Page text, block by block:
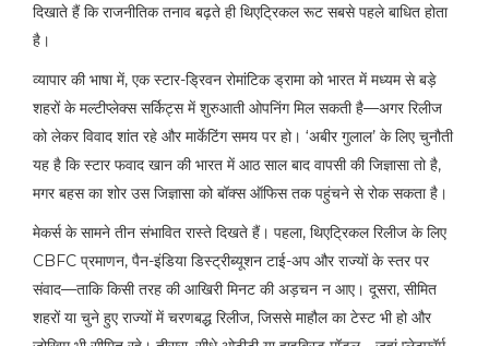
दिखाते हैं कि राजनीतिक तनाव बढ़ते ही थिएट्रिकल रूट सबसे पहले बाधित होता
है।
व्यापार की भाषा में, एक स्टार-ड्रिवन रोमांटिक ड्रामा को भारत में मध्यम से बड़े
शहरों के मल्टीप्लेक्स सर्किट्स में शुरुआती ओपनिंग मिल सकती है—अगर रिलीज
को लेकर विवाद शांत रहे और मार्केटिंग समय पर हो। ‘अबीर गुलाल’ के लिए चुनौती
यह है कि स्टार फवाद खान की भारत में आठ साल बाद वापसी की जिज्ञासा तो है,
मगर बहस का शोर उस जिज्ञासा को बॉक्स ऑफिस तक पहुंचने से रोक सकता है।
मेकर्स के सामने तीन संभावित रास्ते दिखते हैं। पहला, थिएट्रिकल रिलीज के लिए
CBFC प्रमाणन, पैन-इंडिया डिस्ट्रीब्यूशन टाई-अप और राज्यों के स्तर पर
संवाद—ताकि किसी तरह की आखिरी मिनट की अड़चन न आए। दूसरा, सीमित
शहरों या चुने हुए राज्यों में चरणबद्ध रिलीज, जिससे माहौल का टेस्ट भी हो और